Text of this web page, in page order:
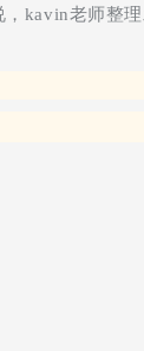
，kavin老师整